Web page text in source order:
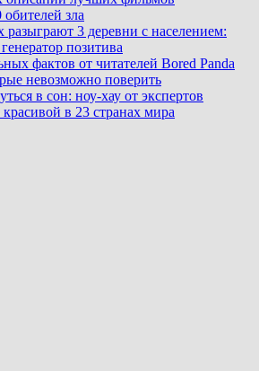
зла
3 деревни с населением:
позитива
фактов от читателей Bored Panda
невозможно поверить
в сон: ноу-хау от экспертов
в 23 странах мира